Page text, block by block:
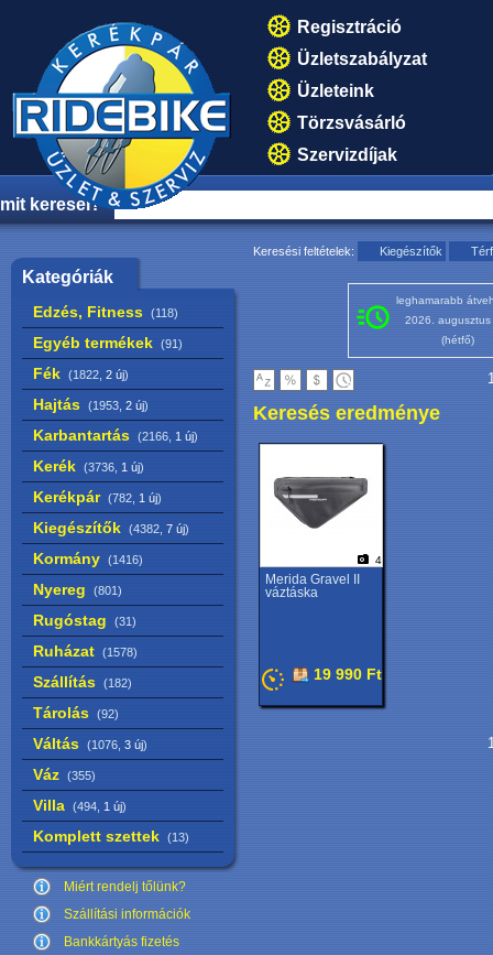
Regisztráció
Üzletszabályzat
Üzleteink
Törzsvásárló
Szervizdíjak
mit keresel?
Kategóriák
Edzés, Fitness (118)
Egyéb termékek (91)
Fék (1822, 2 új)
Hajtás (1953, 2 új)
Karbantartás (2166, 1 új)
Kerék (3736, 1 új)
Kerékpár (782, 1 új)
Kiegészítők (4382, 7 új)
Kormány (1416)
Nyereg (801)
Rugóstag (31)
Ruházat (1578)
Szállítás (182)
Tárolás (92)
Váltás (1076, 3 új)
Váz (355)
Villa (494, 1 új)
Komplett szettek (13)
Miért rendelj tőlünk?
Szállítási információk
Bankkártyás fizetés
Keresési feltételek: Kiegészítők
leghamarabb
2026. augusztus
(hétfő)
Keresés eredménye
4
Merida Gravel II
váztáska
19 990 Ft